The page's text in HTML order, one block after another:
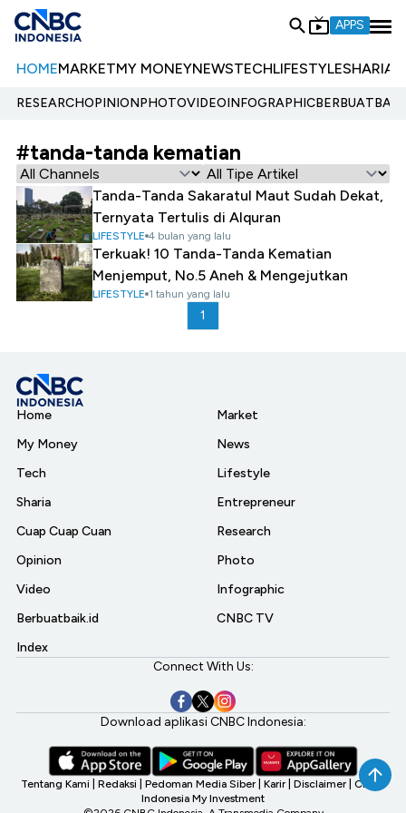
APPS
HOMEMARKETMY MONEYNEWSTECHLIFESTYLESHARIA
RESEARCHOPINIONPHOTOVIDEOINFOGRAPHIC
#tanda-tanda kematian
Tanda-Tanda Sakaratul Maut Sudah Dekat,
Ternyata Tertulis di Alquran
LIFESTYLE 4 bulan yang lalu
Terkuak! 10 Tanda-Tanda Kematian
Menjemput, No.5 Aneh & Mengejutkan
LIFESTYLE 1 tahun yang lalu
1
Home
My Money
Tech
Sharia
Cuap Cuap Cuan
Opinion
Video
Berbuatbaik.id
Index
Market
News
Lifestyle
Entrepreneur
Research
Photo
Infographic
CNBC TV
Connect With Us:
Download aplikasi CNBC Indonesia:
Tentang Kami Redaksi Pedoman Media Siber Karir Disclaimer CNBC
Indonesia My Investment